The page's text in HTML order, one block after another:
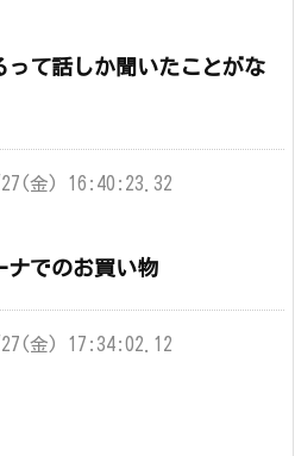
て話しか聞いたことがな
金) 16:40:23.32
ナでのお買い物
金) 17:34:02.12